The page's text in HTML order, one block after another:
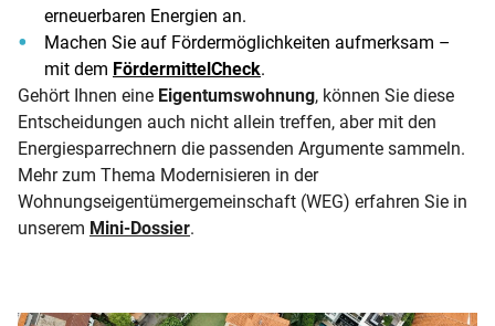
erneuerbaren Energien an.
Machen Sie auf Fördermöglichkeiten aufmerksam –
mit dem FördermittelCheck.
Gehört Ihnen eine Eigentumswohnung, können Sie diese
Entscheidungen auch nicht allein treffen, aber mit den
Energiesparrechnern die passenden Argumente sammeln.
Mehr zum Thema Modernisieren in der
Wohnungseigentümergemeinschaft (WEG) erfahren Sie in
unserem Mini-Dossier.